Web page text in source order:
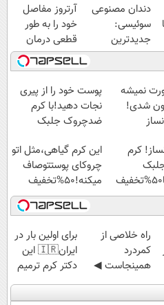
دندان مصنوعی
سوئیسی:
جدیدترین
فناوری اروپا،
سبک و مقاوم |
پرداخت قسطی
آرتروز مفاصل
خود را به طور
قطعی درمان
کنید!
◗پرسش‌نامه◖
نمیشه
شدی!
پوست خود را از پیری
نجات دهید!با کرم
ضدچروک جلبک
کرم
این کرم گیاهی،مثل اتو
چروکای پوستتوصاف
میکنه!50%تخفیف
‌راه خلاصی از
کمردرد
همینجاست ◀
فقط کافیه فرم
رو پر کنی!
برای اولین بار در
ایران🇮🇷 این
دکتر کرم ترمیم
کننده 23 روزه
ساخت!